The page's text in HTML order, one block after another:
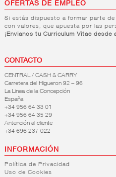
OFERTAS DE EMPLEO
Si estás dispuesto a formar parte de
con valores, que apuesta por las
¡Envianos tu Curriculum Vitae desde
CONTACTO
CENTRAL / CASH & CARRY
Carretera del Higueron 92 – 96
La Linea de la Concepción
España
+34 956 64 33 01
+34 956 64 35 29
Antención al cliente
+34 696 237 022
INFORMACIÓN
Política de Privacidad
Uso de Cookies